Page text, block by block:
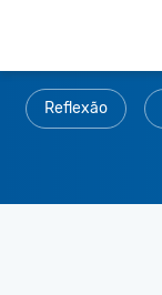
Reflexão